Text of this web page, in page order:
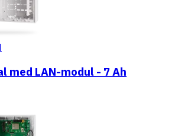
med LAN-modul - 7 Ah